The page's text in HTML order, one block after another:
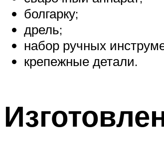
болгарку;
дрель;
набор ручных
крепежные детали.